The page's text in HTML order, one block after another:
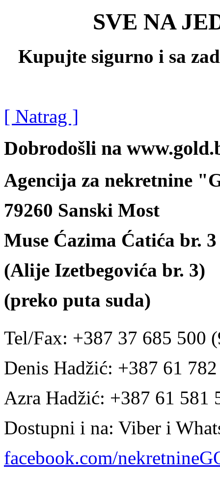
SVE NA
Kupujte sigurno i sa
[ Natrag ]
Dobrodošli na
Agencija za nekretnine
79260 Sanski Most
Muse Ćazima Ćatića br. 3
(Alije Izetbegovića br. 3)
(preko puta suda)
Tel/Fax: +387 37 685 500
Denis Hadžić: +387 61
Azra Hadžić: +387 61 581
Dostupni i na: Viber i
facebook.com/